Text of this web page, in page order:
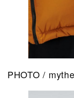
PHOTO /